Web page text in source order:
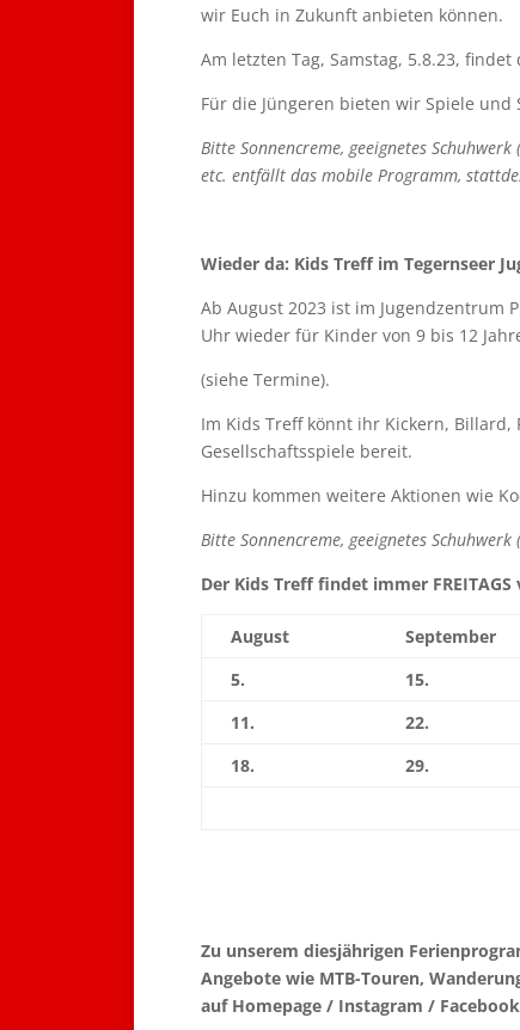
wir Euch in Zukunft anbieten können.
Am letzten Tag, Samstag, 5.8.23,
Für die Jüngeren bieten wir Spiele und
Bitte Sonnencreme, geeignetes
etc. entfällt das mobile Programm,
Wieder da: Kids Treff im Tegernseer
Ab August 2023 ist im Jugendzentrum
Uhr wieder für Kinder von 9 bis 12
(siehe Termine).
Im Kids Treff könnt ihr Kickern,
Gesellschaftsspiele bereit.
Hinzu kommen weitere Aktionen wie
Bitte Sonnencreme, geeignetes
Der Kids Treff findet immer
August September
5.
15.
11.
22.
18.
29.
Zu unserem diesjährigen
Angebote wie MTB-Touren,
auf Homepage / Instagram /